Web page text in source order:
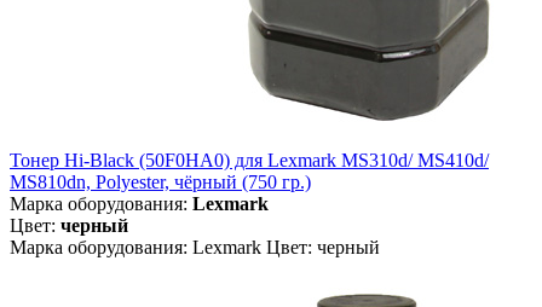
Тонер Hi-Black (50F0HA0) для Lexmark MS310d/ MS410d/
MS810dn, Polyester, чёрный (750 гр.)
Марка оборудования: Lexmark
Цвет: черный
Марка оборудования: Lexmark Цвет: черный